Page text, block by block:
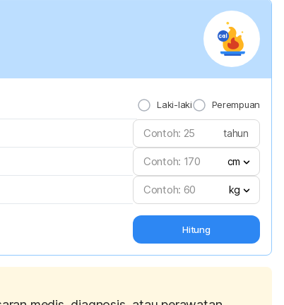
Laki-laki Perempuan
tahun
cm
kg
Hitung